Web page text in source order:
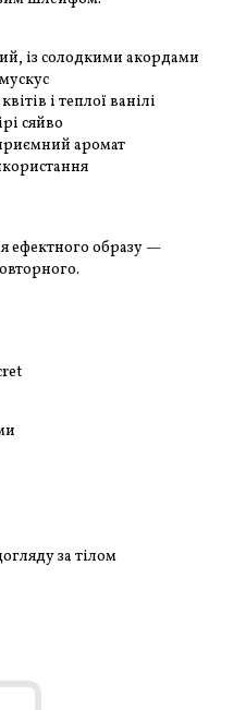
із солодкими акордами
і теплої ванілі
сяйво
аромат
ефектного образу —
за тілом